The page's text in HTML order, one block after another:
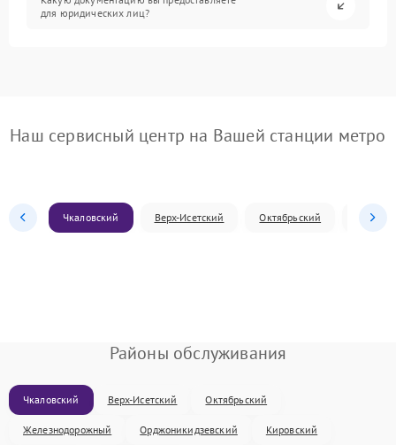
для юридических лиц?
Наш сервисный центр на Вашей станции метро
Чкаловский Верх-Исетский Октябрьский
Районы обслуживания
Чкаловский Верх-Исетский Октябрьский
Железнодорожный Орджоникидзевский Кировский